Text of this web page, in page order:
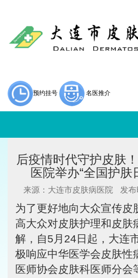
预约挂号 名医推介
后疫情时代守护皮肤
医院举办“全国护肤
来源：大连市皮肤病医院 发
为了更好地向大众宣传皮
高大众对皮肤护理和皮肤
解，自5月24日起，大连
极响应中华医学会皮肤性
医师协会皮肤科医师分会